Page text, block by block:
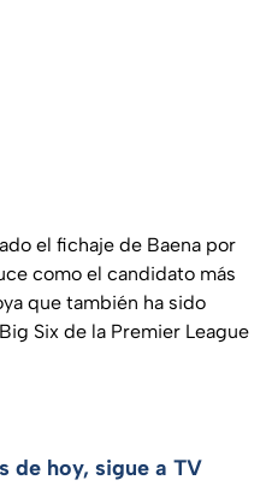
el fichaje de Baena por
como el candidato más
que también ha sido
Six de la Premier League
de hoy, sigue a TV